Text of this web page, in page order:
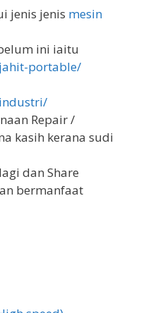
jenis jenis mesin
ini iaitu
portable/
Repair /
kasih kerana sudi
dan Share
bermanfaat